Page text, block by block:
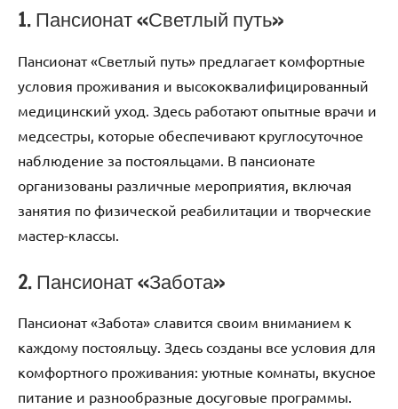
1. Пансионат «Светлый путь»
Пансионат «Светлый путь» предлагает комфортные
условия проживания и высококвалифицированный
медицинский уход. Здесь работают опытные врачи и
медсестры, которые обеспечивают круглосуточное
наблюдение за постояльцами. В пансионате
организованы различные мероприятия, включая
занятия по физической реабилитации и творческие
мастер-классы.
2. Пансионат «Забота»
Пансионат «Забота» славится своим вниманием к
каждому постояльцу. Здесь созданы все условия для
комфортного проживания: уютные комнаты, вкусное
питание и разнообразные досуговые программы.